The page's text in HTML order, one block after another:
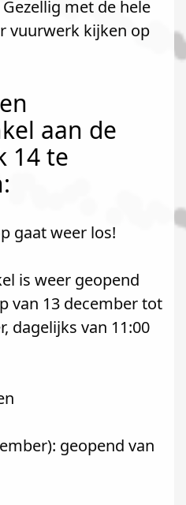
met de hele
vuurwerk kijken op
aan de
14 te
gaat weer los!
is weer geopend
van 13 december tot
dagelijks van 11:00
geopend van